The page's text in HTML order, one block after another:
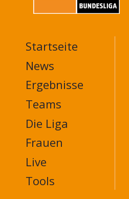
MAIN
NAVIGATION
FOOTER
Startseite
News
Ergebnisse
Teams
Die Liga
Frauen
Live
Tools